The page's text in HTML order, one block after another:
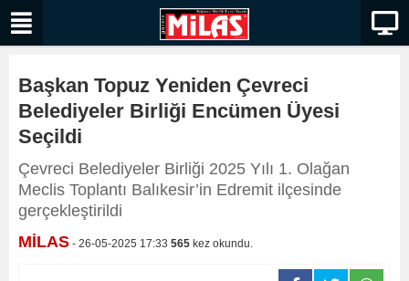
Başkan Topuz Yeniden Çevreci
Belediyeler Birliği Encümen Üyesi
Seçildi
Çevreci Belediyeler Birliği 2025 Yılı 1. Olağan
Meclis Toplantı Balıkesir’in Edremit ilçesinde
gerçekleştirildi
MİLAS - 26-05-2025 17:33 565 kez okundu.